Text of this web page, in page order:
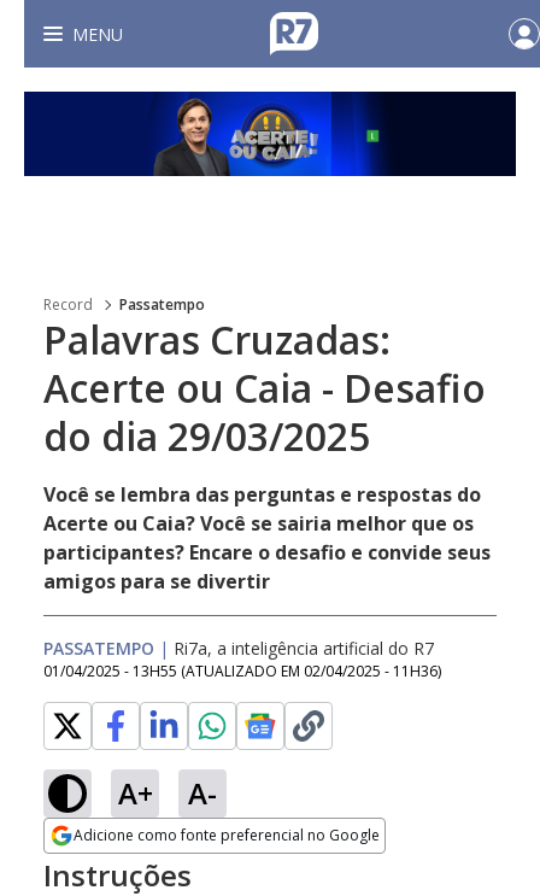
MENU
Record Passatempo
Palavras Cruzadas:
Acerte ou Caia - Desafio
do dia 29/03/2025
Você se lembra das perguntas e respostas do
Acerte ou Caia? Você se sairia melhor que os
participantes? Encare o desafio e convide seus
amigos para se divertir
PASSATEMPO | Ri7a, a inteligência artificial do R7
01/04/2025 - 13H55 (ATUALIZADO EM 02/04/2025 - 11H36)
A+ A-
Adicione como fonte preferencial no Google
Opens in new window
Instruções